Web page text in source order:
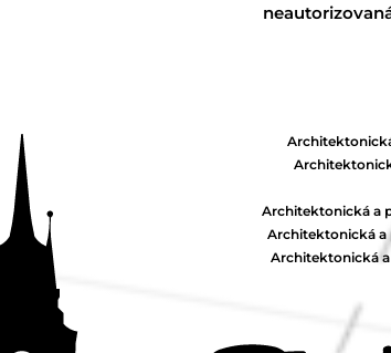
Architektonická a
Architektonická a
Architektonická